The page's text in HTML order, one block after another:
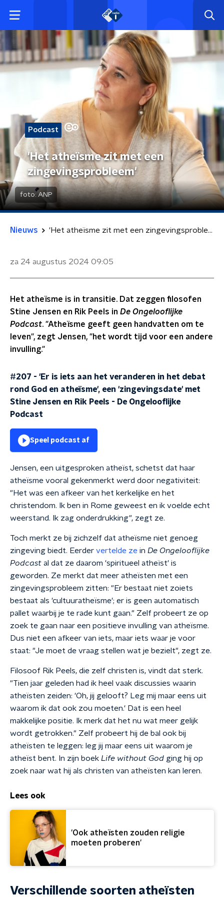
Podcast
'Het atheïsme zit met een
zingevingsprobleem'
foto: ANP
Nieuws 'Het atheïsme zit met een zingevingsprobleem'
za 24 augustus 2024 09:05
Het atheïsme is in transitie. Dat zeggen filosofen
Stine Jensen en Rik Peels in De Ongelooflijke
Podcast. "Atheïsme geeft geen handvatten om te
leven", zegt Jensen, "het wordt tijd voor een andere
invulling."
#207 - 'Er is iets aan het veranderen in het debat
rond God en atheïsme', een 'zingevingsdate' met
Stine Jensen en Rik Peels - De Ongelooflijke
Podcast
Speel podcast af
Jensen, een uitgesproken atheïst, schetst dat haar
atheïsme vooral gekenmerkt werd door negativiteit:
"Het was een afkeer van het kerkelijke en het
christendom. Ik ben in Rome geweest en ik voelde echt
weerstand. Ik zag onderdrukking", zegt ze.
Toch merkt ze bij zichzelf dat atheïsme niet genoeg
zingeving biedt. Eerder vertelde ze in De Ongelooflijke
Podcast al dat ze daarom 'spiritueel atheïst' is
geworden. Ze merkt dat meer atheïsten met een
zingevingsprobleem zitten: "Er bestaat niet zoiets
bestaat als 'cultuuratheïsme'; er is geen automatisch
pallet waarbij je te rade kunt gaan." Zelf probeert ze op
zoek te gaan naar een positieve invulling van atheïsme.
Dus niet een afkeer van iets, maar iets waar je voor
staat: "Je moet de vraag stellen wat je bezielt", zegt ze.
Filosoof Rik Peels, die zelf christen is, vindt dat sterk.
"Tien jaar geleden had ik heel vaak discussies waarin
atheïsten zeiden: 'Oh, jij gelooft? Leg mij maar eens uit
waarom ik dat ook zou moeten.' Dat is een heel
makkelijke positie. Ik merk dat het nu wat meer gelijk
wordt getrokken." Zelf probeert hij de bal ook bij
atheïsten te leggen: leg jij maar eens uit waarom je
atheïst bent. In zijn boek Life without God ging hij op
zoek naar wat hij als christen van atheïsten kan leren.
Lees ook
'Ook atheïsten zouden religie
moeten proberen'
Verschillende soorten atheïsten